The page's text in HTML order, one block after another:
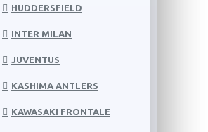
HUDDERSFIELD
INTER MILAN
JUVENTUS
KASHIMA ANTLERS
KAWASAKI FRONTALE